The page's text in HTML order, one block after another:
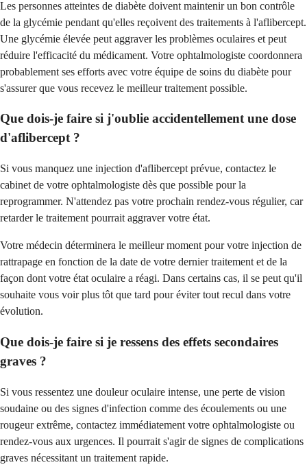
Les personnes atteintes de diabète doivent maintenir un bon contrôle
de la glycémie pendant qu'elles reçoivent des traitements à l'aflibercept.
Une glycémie élevée peut aggraver les problèmes oculaires et peut
réduire l'efficacité du médicament. Votre ophtalmologiste coordonnera
probablement ses efforts avec votre équipe de soins du diabète pour
s'assurer que vous recevez le meilleur traitement possible.
Que dois-je faire si j'oublie accidentellement une dose
d'aflibercept ?
Si vous manquez une injection d'aflibercept prévue, contactez le
cabinet de votre ophtalmologiste dès que possible pour la
reprogrammer. N'attendez pas votre prochain rendez-vous régulier, car
retarder le traitement pourrait aggraver votre état.
Votre médecin déterminera le meilleur moment pour votre injection de
rattrapage en fonction de la date de votre dernier traitement et de la
façon dont votre état oculaire a réagi. Dans certains cas, il se peut qu'il
souhaite vous voir plus tôt que tard pour éviter tout recul dans votre
évolution.
Que dois-je faire si je ressens des effets secondaires
graves ?
Si vous ressentez une douleur oculaire intense, une perte de vision
soudaine ou des signes d'infection comme des écoulements ou une
rougeur extrême, contactez immédiatement votre ophtalmologiste ou
rendez-vous aux urgences. Il pourrait s'agir de signes de complications
graves nécessitant un traitement rapide.